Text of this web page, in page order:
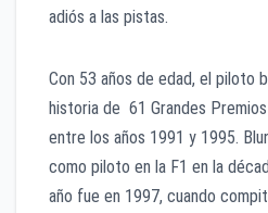
adiós a las pistas.
Con 53 años de edad, el piloto
historia de 61 Grandes
entre los años 1991 y 1995.
como piloto en la F1 en la
año fue en 1997, cuando